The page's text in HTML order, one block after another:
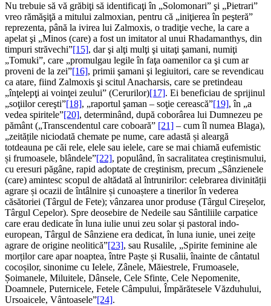
Nu trebuie să vă grăbiţi să identificaţi în „Solomonari” şi „Pietrari”
vreo rămăşiţă a mitului zalmoxian, pentru că „iniţierea în peşteră”
reprezenta, până la ivirea lui Zalmoxis, o tradiţie veche, la care a
apelat şi „Minos (care) a fost un imitator al unui Rhadamanthys, din
timpuri străvechi”[15], dar şi alţi mulţi şi uitaţi şamani, numiţi
„Tomuki”, care „promulgau legile în faţa oamenilor ca şi cum ar
proveni de la zei”[16], primii şamani şi legiuitori, care se revendicau
ca atare, fiind Zalmoxis şi scitul Anacharsis, care se pretindeau
„înţelepţi ai voinţei zeului” (Cerurilor)[17]. Ei beneficiau de sprijinul
„soţiilor cereşti”[18], „raportul şaman – soţie cerească”[19], în „a
vedea spiritele”[20], determinând, după coborârea lui Dumnezeu pe
pământ („Transcendentul care coboară” [21] – cum îl numea Blaga),
„zeitățile niciodată chemate pe nume, care adastă și aleargă
totdeauna pe căi rele, elele sau ielele, care se mai chiamă eufemistic
și frumoasele, blândele”[22], populând, în sacralitatea creştinismului,
cu eresuri păgâne, rapid adoptate de creştinism, precum „Sânzienele
(care) amintesc scopul de altădată al întrunirilor: celebrarea divinității
agrare și ocazii de întâlnire și cunoaștere a tinerilor în vederea
căsătoriei (Târgul de Fete); vânzarea unor produse (Târgul Cireșelor,
Târgul Cepelor). Spre deosebire de Nedeile sau Sântiliile carpatice
care erau dedicate în luna iulie unui zeu solar și pastoral indo-
european, Târgul de Sânziene era dedicat, în luna iunie, unei zeițe
agrare de origine neolitică”[23], sau Rusalile, „Spirite feminine ale
morților care apar noaptea, între Paște și Rusalii, înainte de cântatul
cocoșilor, sinonime cu Ielele, Zânele, Măiestrele, Frumoasele,
Șoimanele, Miluitele, Dânsele, Cele Sfinte, Cele Nepomenite,
Doamnele, Puternicele, Fetele Câmpului, Împărătesele Văzduhului,
Ursoaicele, Vântoasele”[24].